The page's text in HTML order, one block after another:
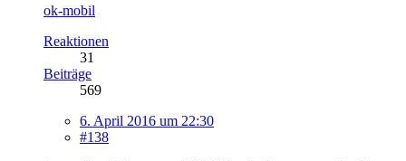
ok-mobil
Reaktionen
31
Beiträge
569
6. April 2016 um 22:30
#138